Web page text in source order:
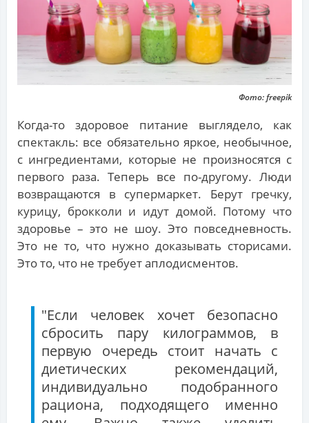
Фото: freepik
Когда-то здоровое питание выглядело, как
спектакль: все обязательно яркое, необычное,
с ингредиентами, которые не произносятся с
первого раза. Теперь все по-другому. Люди
возвращаются в супермаркет. Берут гречку,
курицу, брокколи и идут домой. Потому что
здоровье – это не шоу. Это повседневность.
Это не то, что нужно доказывать сторисами.
Это то, что не требует аплодисментов.
"Если человек хочет безопасно
сбросить пару килограммов, в
первую очередь стоит начать с
диетических рекомендаций,
индивидуально подобранного
рациона, подходящего именно